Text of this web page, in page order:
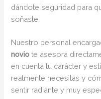
dándote seguridad para
soñaste.
Nuestro personal
novio te asesora
en cuenta tu carácter y
realmente necesitas y
sentir radiante y muy